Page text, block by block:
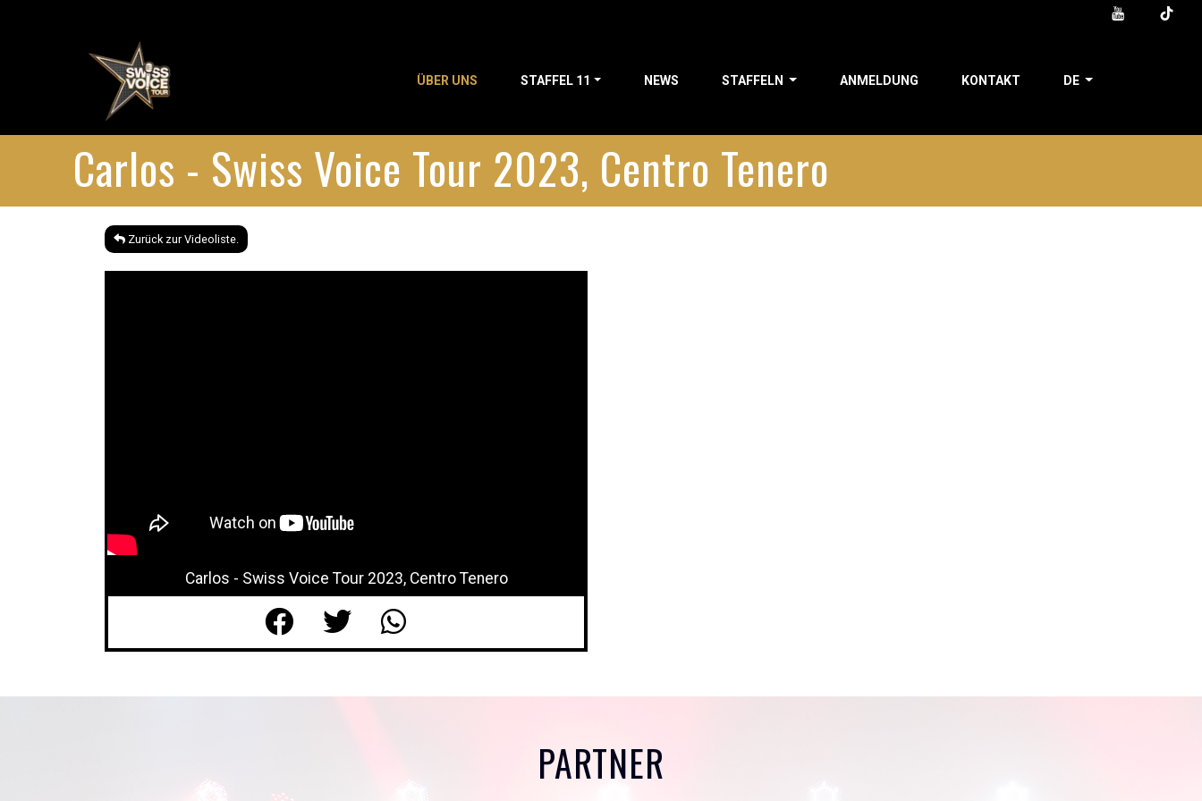
ÜBER UNS STAFFEL 11 NEWS STAFFELN ANMELDUNG KONTAKT DE
Carlos - Swiss Voice Tour 2023, Centro Tenero
Zurück zur Videoliste.
Carlos - Swiss Voice Tour 2023, Centro Tenero
PARTNER